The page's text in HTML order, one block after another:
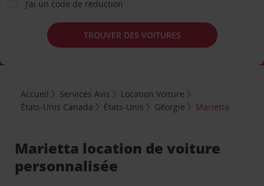
J’ai un code de réduction
TROUVER DES VOITURES
Accueil Services Avis
Location Voiture
États-Unis Canada
États-Unis Géorgie Marietta
Marietta location de voiture
personnalisée